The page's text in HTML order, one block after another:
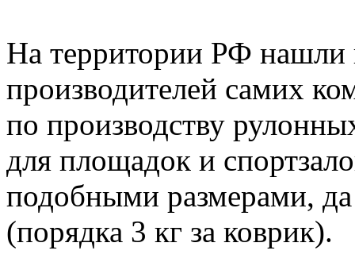
На территории РФ
производителей самих
по производству
для площадок и
подобными размерами,
(порядка 3 кг за коврик).